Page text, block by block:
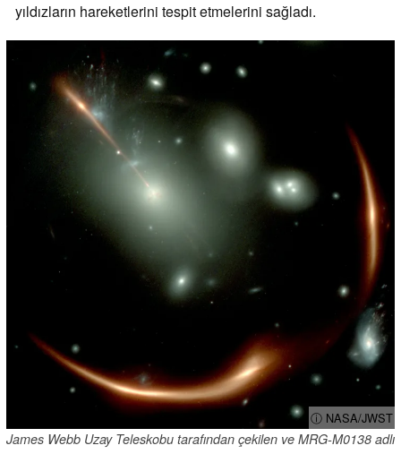
yıldızların hareketlerini tespit etmelerini sağladı.
ⓘ NASA/JWST
James Webb Uzay Teleskobu tarafından çekilen ve MRG-M0138 adlı